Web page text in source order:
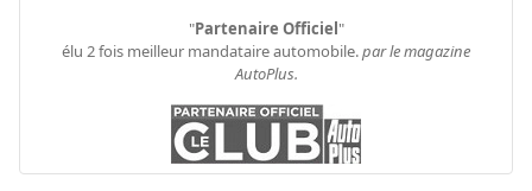
"Partenaire Officiel"
élu 2 fois meilleur mandataire automobile.par le magazine
AutoPlus.